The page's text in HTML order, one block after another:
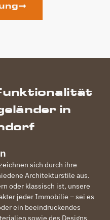
in
sich durch ihre
Architekturstile aus.
oder klassisch ist, unsere
jeder Immobilie – sei es
ein beeindruckendes
sowie des Designs